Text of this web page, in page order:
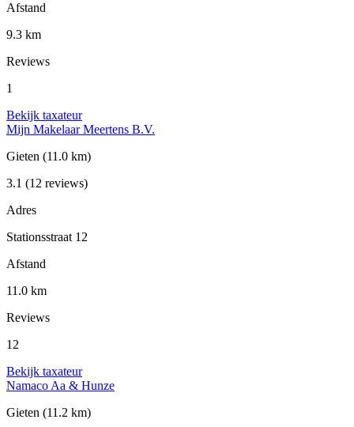
Afstand
9.3 km
Reviews
1
Bekijk taxateur
Mijn Makelaar Meertens B.V.
Gieten (11.0 km)
3.1 (12 reviews)
Adres
Stationsstraat 12
Afstand
11.0 km
Reviews
12
Bekijk taxateur
Namaco Aa & Hunze
Gieten (11.2 km)